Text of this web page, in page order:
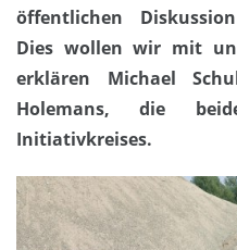
öffentlichen
Dies wollen wir mit
erklären Michael
Holemans, die
Initiativkreises.